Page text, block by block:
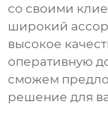
со своими
широкий
высокое
оперативную
сможем
решение для